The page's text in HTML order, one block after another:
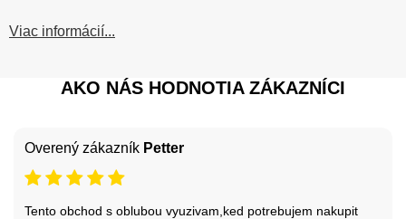
Viac informácií...
AKO NÁS HODNOTIA ZÁKAZNÍCI
Overený zákazník Petter
Tento obchod s oblubou vyuzivam,ked potrebujem nakupit